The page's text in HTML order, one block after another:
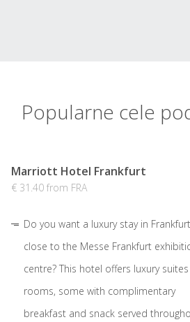
Popularne cele
Marriott Hotel Frankfurt
€ 31.40 from FRA
Do you want a luxury stay in
close to the Messe Frankfurt
centre? This hotel offers luxury
rooms, some with complimentary
breakfast and snack served